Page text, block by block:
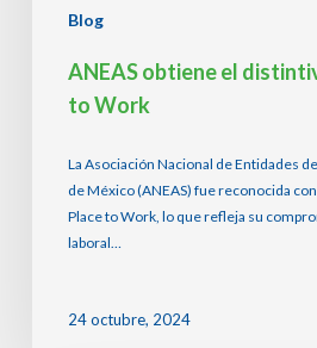
Blog
ANEAS obtiene el
to Work
La Asociación Nacional de Entidades
de México (ANEAS) fue reconocida
Place to Work, lo que refleja su
laboral…
24 octubre, 2024